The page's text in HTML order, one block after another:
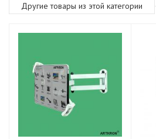
Другие товары из этой категории